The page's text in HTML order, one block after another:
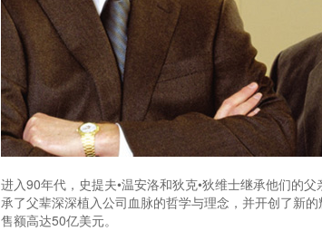
进入90年代，史提夫•温安洛和狄克•狄维士继承他们的
承了父辈深深植入公司血脉的哲学与理念，并开创了新
售额高达50亿美元。